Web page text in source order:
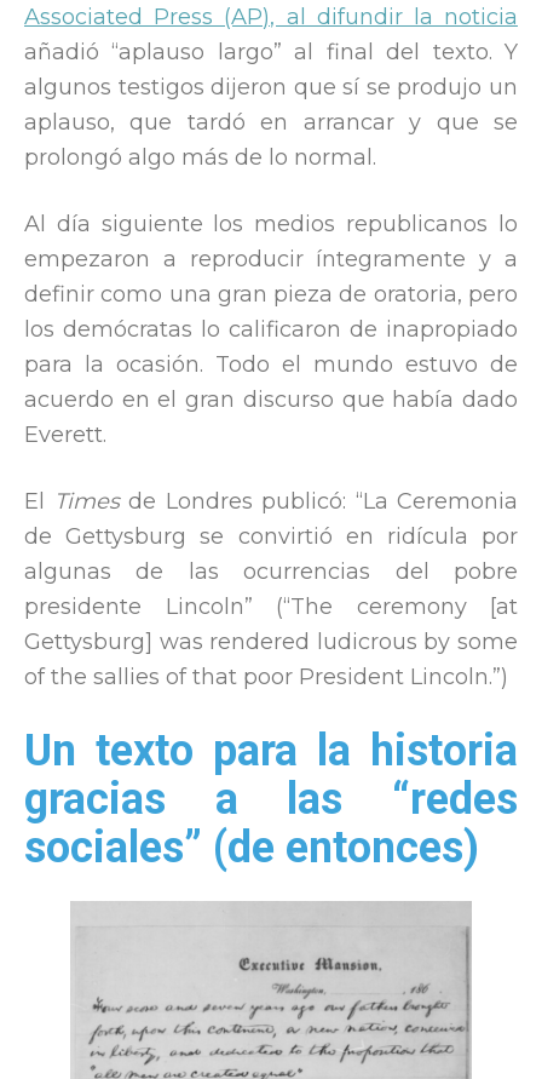
Associated Press (AP), al difundir la noticia
añadió “aplauso largo” al final del texto. Y
algunos testigos dijeron que sí se produjo un
aplauso, que tardó en arrancar y que se
prolongó algo más de lo normal.
Al día siguiente los medios republicanos lo
empezaron a reproducir íntegramente y a
definir como una gran pieza de oratoria, pero
los demócratas lo calificaron de inapropiado
para la ocasión. Todo el mundo estuvo de
acuerdo en el gran discurso que había dado
Everett.
El Timesde Londres publicó: “La Ceremonia
de Gettysburg se convirtió en ridícula por
algunas de las ocurrencias del pobre
presidente Lincoln” (“The ceremony [at
Gettysburg] was rendered ludicrous by some
of the sallies of that poor President Lincoln.”)
Un texto para la historia
gracias a las “redes
sociales” (de entonces)